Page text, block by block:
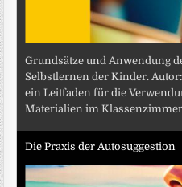
Grundsätze und Anwendung
Selbstlernen der Kinder.
ein Leitfaden für die
Materialien im
Die Praxis der Autosuggestion